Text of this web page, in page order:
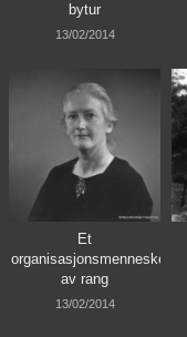
bytur
13/02/2014
Et
organisasjonsmenneske
av rang
13/02/2014